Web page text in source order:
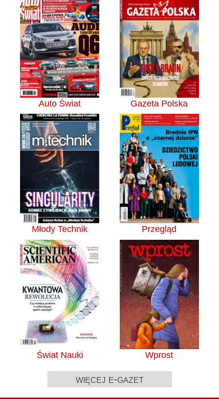
Auto Świat Gazeta Polska
Młody Technik Przegląd
Świat Nauki Wprost
więcej e-gazet